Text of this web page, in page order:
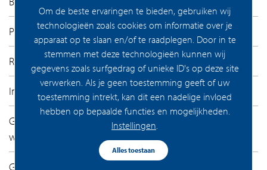
Permanente bewoning Ja
Recreatiewoning Nee
Inhoud 200 m 3
Gebruiksoppervlakte
woonfunctie
66 m2
Gebruiksoppervlakte
Om de beste ervaringen te bieden, gebruiken wij
technologieën zoals cookies om informatie over je
apparaat op te slaan en/of te raadplegen. Door in te
stemmen met deze technologieën kunnen wij
gegevens zoals surfgedrag of unieke ID's op deze site
verwerken. Als je geen toestemming geeft of uw
toestemming intrekt, kan dit een nadelige invloed
hebben op bepaalde functies en mogelijkheden.
Instellingen.
Alles toestaan